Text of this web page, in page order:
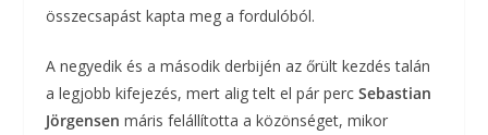
összecsapást kapta meg a fordulóból.
A negyedik és a második derbijén az őrült kezdés talán
a legjobb kifejezés, mert alig telt el pár percSebastian
Jörgensen máris felállította a közönséget, mikor